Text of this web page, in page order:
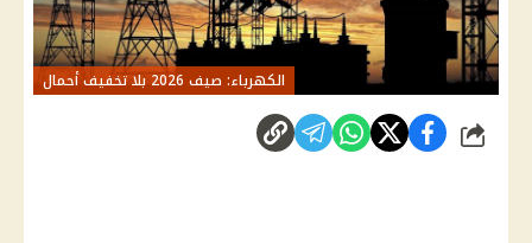
الكهرباء: صيف 2026 بلا تخفيف أحمال
شارك